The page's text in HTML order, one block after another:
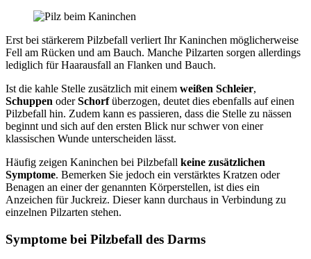
Erst bei stärkerem Pilzbefall verliert Ihr Kaninchen möglicherweise
Fell am Rücken und am Bauch. Manche Pilzarten sorgen allerdings
lediglich für Haarausfall an Flanken und Bauch.
Ist die kahle Stelle zusätzlich mit einem weißen Schleier,
Schuppen oderSchorfüberzogen, deutet dies ebenfalls auf einen
Pilzbefall hin. Zudem kann es passieren, dass die Stelle zu nässen
beginnt und sich auf den ersten Blick nur schwer von einer
klassischen Wunde unterscheiden lässt.
Häufig zeigen Kaninchen bei Pilzbefall keine zusätzlichen
Symptome. Bemerken Sie jedoch ein verstärktes Kratzen oder
Benagen an einer der genannten Körperstellen, ist dies ein
Anzeichen für Juckreiz. Dieser kann durchaus in Verbindung zu
einzelnen Pilzarten stehen.
Symptome bei Pilzbefall des Darms